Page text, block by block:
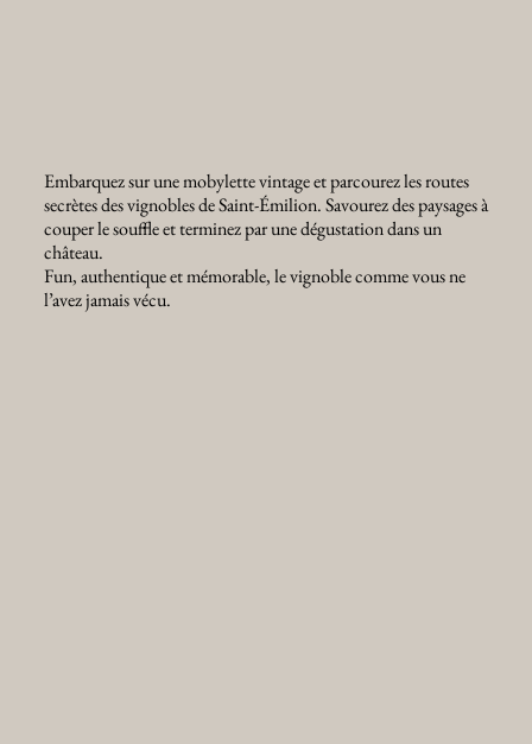
Embarquez sur une mobylette vintage et parcourez les routes
secrètes des vignobles de Saint-Émilion. Savourez des paysages à
couper le souffle et terminez par une dégustation dans un
château.
Fun, authentique et mémorable, le vignoble comme vous ne
l’avez jamais vécu.